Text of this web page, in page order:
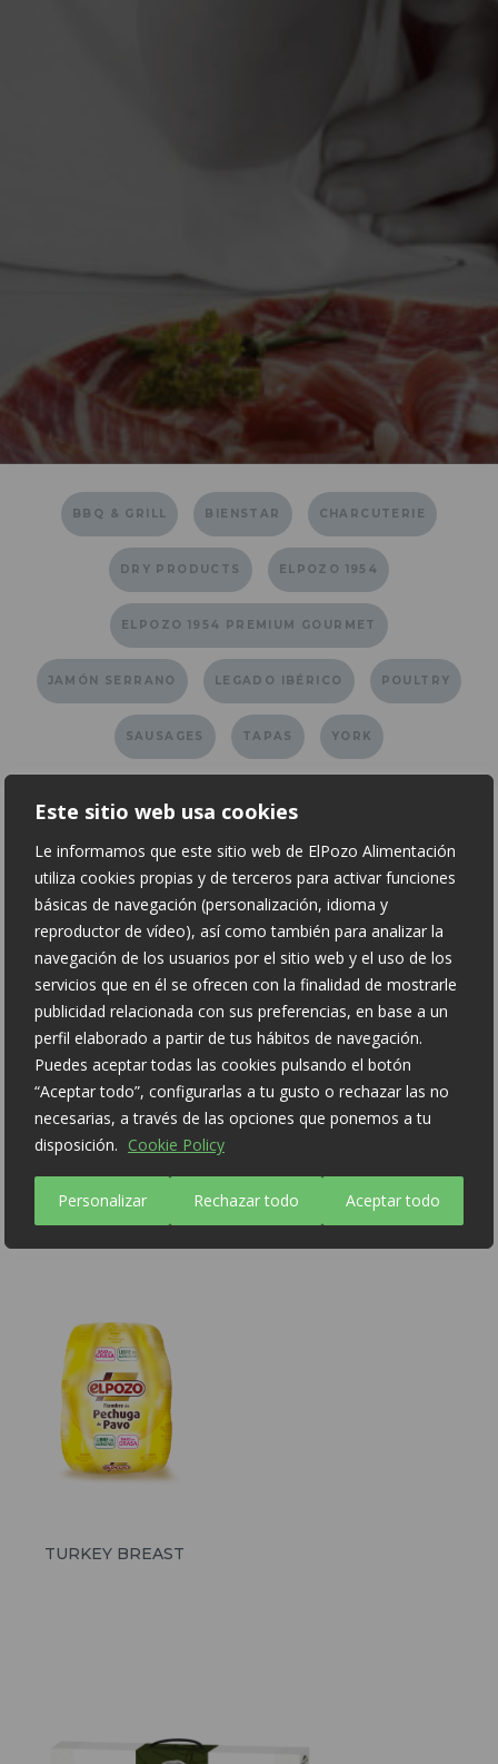
Este sitio web usa cookies
Le informamos que este sitio web de ElPozo Alimentación
utiliza cookies propias y de terceros para activar funciones
básicas de navegación (personalización, idioma y
reproductor de vídeo), así como también para analizar la
navegación de los usuarios por el sitio web y el uso de los
servicios que en él se ofrecen con la finalidad de mostrarle
publicidad relacionada con sus preferencias, en base a un
perfil elaborado a partir de tus hábitos de navegación.
Puedes aceptar todas las cookies pulsando el botón
“Aceptar todo”, configurarlas a tu gusto o rechazar las no
necesarias, a través de las opciones que ponemos a tu
disposición. Cookie Policy
Personalizar Rechazar todo Aceptar todo
BBQ & GRILL BIENSTAR CHARCUTERIE
DRY PRODUCTS ELPOZO 1954
ELPOZO 1954 PREMIUM GOURMET
JAMÓN SERRANO LEGADO IBÉRICO POULTRY
SAUSAGES TAPAS YORK
No preservatives
No artificial colourings
Cooked and cured
meats
TURKEY BREAST